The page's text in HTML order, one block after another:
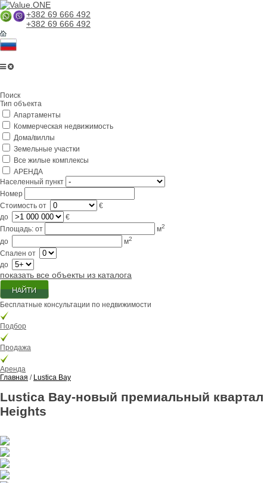
+382 69 666 492
+382 69 666 492
Lifestyle
Контакты
Поиск
Тип объекта
Апартаменты
Коммерческая недвижимость
Дома/виллы
Земельные участки
Все жилые комплексы
АРЕНДА
Населенный пункт
Номер
Стоимость от
€
до
€
Площадь: от м2
до м2
Спален от
до
показать все объекты из каталога
Бесплатные консультации по недвижимости
Подбор
Продажа
Аренда
Главная / Lustica Bay
Lustica Bay-новый премиальный квартал
Heights